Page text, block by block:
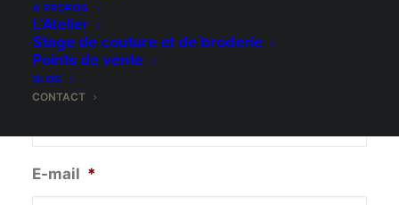
A PROPOS
L’Atelier
Stage de couture et de broderie
Points de vente
BLOG
CONTACT
Nom
E-mail *